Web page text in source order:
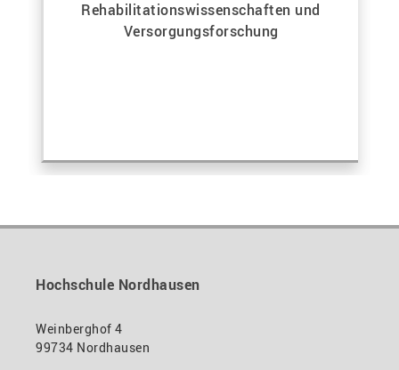
Rehabilitationswissenschaften und
Versorgungsforschung
Hochschule Nordhausen
Weinberghof 4
99734 Nordhausen